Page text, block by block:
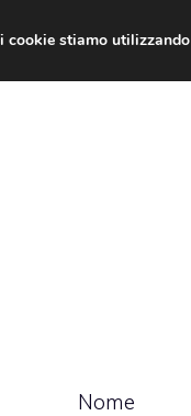
Nome
cookie stiamo utilizzando